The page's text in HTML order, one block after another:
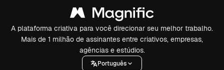
A plataforma criativa para você direcionar seu melhor trabalho.
Mais de 1 milhão de assinantes entre criativos, empresas,
agências e estúdios.
Português